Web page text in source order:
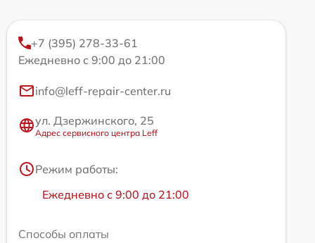
+7 (395) 278-33-61
Ежедневно с 9:00 до 21:00
info@leff-repair-center.ru
ул. Дзержинского, 25
Адрес сервисного центра Leff
Режим работы:
Ежедневно с 9:00 до 21:00
Способы оплаты